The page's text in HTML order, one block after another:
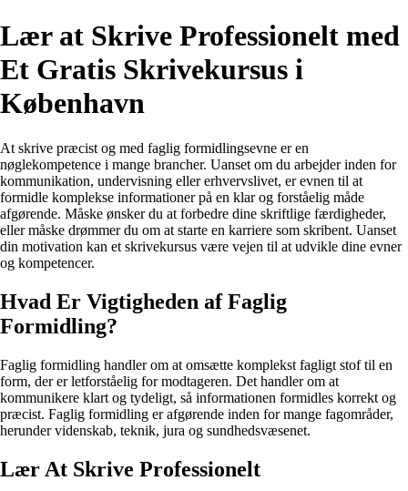
Lær at Skrive Professionelt med
Et Gratis Skrivekursus i
København
At skrive præcist og med faglig formidlingsevne er en
nøglekompetence i mange brancher. Uanset om du arbejder inden for
kommunikation, undervisning eller erhvervslivet, er evnen til at
formidle komplekse informationer på en klar og forståelig måde
afgørende. Måske ønsker du at forbedre dine skriftlige færdigheder,
eller måske drømmer du om at starte en karriere som skribent. Uanset
din motivation kan et skrivekursus være vejen til at udvikle dine evner
og kompetencer.
Hvad Er Vigtigheden af Faglig
Formidling?
Faglig formidling handler om at omsætte komplekst fagligt stof til en
form, der er letforståelig for modtageren. Det handler om at
kommunikere klart og tydeligt, så informationen formidles korrekt og
præcist. Faglig formidling er afgørende inden for mange fagområder,
herunder videnskab, teknik, jura og sundhedsvæsenet.
Lær At Skrive Professionelt